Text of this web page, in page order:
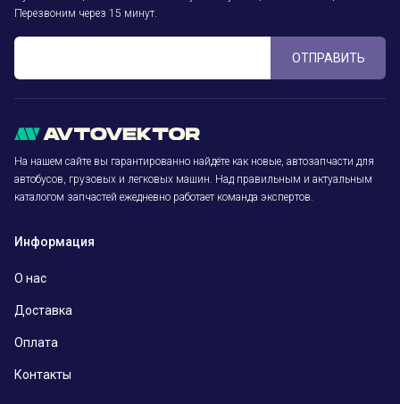
Перезвоним через 15 минут.
ОТПРАВИТЬ
На нашем сайте вы гарантированно найдёте как новые, автозапчасти для
автобусов, грузовых и легковых машин. Над правильным и актуальным
каталогом запчастей ежедневно работает команда экспертов.
Информация
О нас
Доставка
Оплата
Контакты